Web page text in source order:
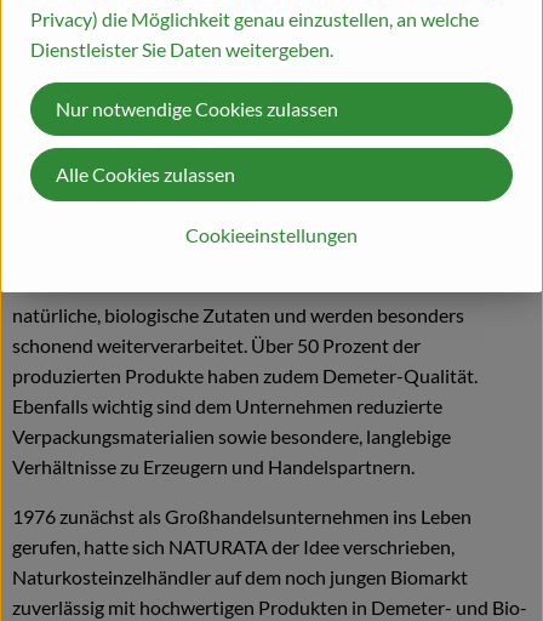
D 71672 Marbach
Die NATURATA AG – „Wir leben Bio 4.0“
Als führender Anbieter von biologischen und bio-
dynamischen Lebensmitteln zeichnet sich die NATURATA AG
durch beste Qualität, Nachhaltigkeit und einzigartigen
Geschmack aus. Die Marke macht dabei den extra Schritt, um
natürliche, biologische Zutaten und werden besonders
schonend weiterverarbeitet. Über 50 Prozent der
produzierten Produkte haben zudem Demeter-Qualität.
Ebenfalls wichtig sind dem Unternehmen reduzierte
Verpackungsmaterialien sowie besondere, langlebige
Verhältnisse zu Erzeugern und Handelspartnern.
1976 zunächst als Großhandelsunternehmen ins Leben
gerufen, hatte sich NATURATA der Idee verschrieben,
Naturkosteinzelhändler auf dem noch jungen Biomarkt
zuverlässig mit hochwertigen Produkten in Demeter- und Bio-
Privacy) die Möglichkeit genau einzustellen, an welche
Dienstleister Sie Daten weitergeben.
Cookieeinstellungen
Nur notwendige Cookies zulassen
Alle Cookies zulassen